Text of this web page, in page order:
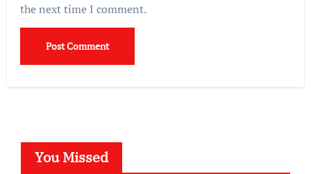
the next time I comment.
You Missed